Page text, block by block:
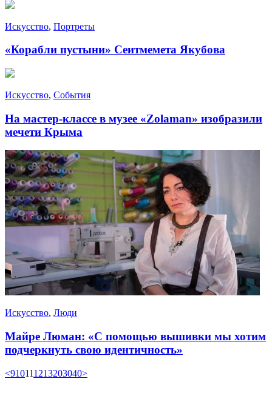
Искусство, Портреты
«Корабли пустыни» Сеитмемета Якубова
Искусство, События
На мастер-классе в музее «Zolaman» изобразили
мечети Крыма
Искусство, Люди
Майре Люман: «С помощью вышивки мы хотим
подчеркнуть свою идентичность»
<910111213203040>